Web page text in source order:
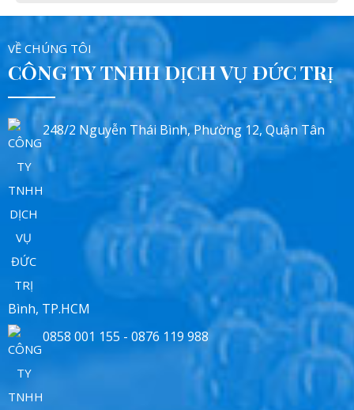
VỀ CHÚNG TÔI
CÔNG TY TNHH DỊCH VỤ ĐỨC TRỊ
248/2 Nguyễn Thái Bình, Phường 12, Quận Tân
Bình, TP.HCM
0858 001 155 - 0876 119 988